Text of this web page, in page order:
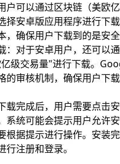
户可以通过区块链（美欧
择安卓版应用程序进行下
，确保用户下载到的是安全
：对于安卓用户，还可以
级交易量"进行下载。
的审核机制，确保用户下
载完成后，用户需要点击
系统可能会提示用户允许
根据提示进行操作。安装
行注册和登录。